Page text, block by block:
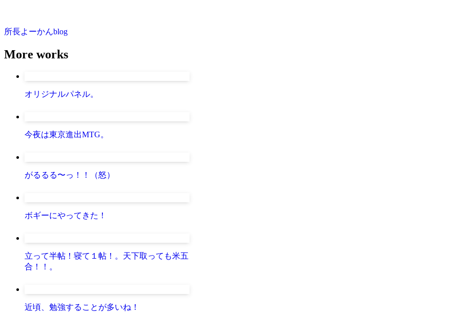
所長よーかんblog
More works
オリジナルパネル。
今夜は東京進出MTG。
がるるる〜っ！！（怒）
ボギーにやってきた！
立って半帖！寝て１帖！。天下取っても米五
合！！。
近頃、勉強することが多いね！